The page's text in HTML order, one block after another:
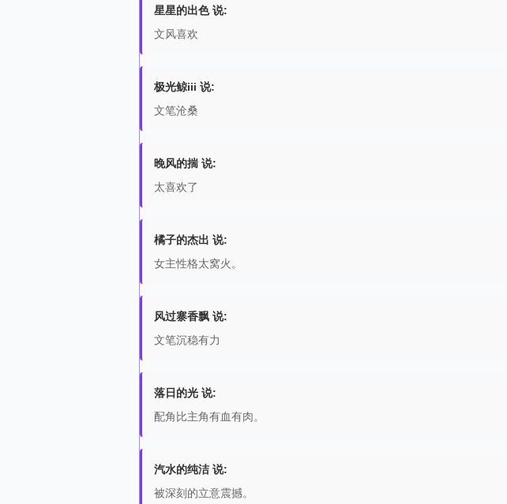
星星的出色 说:
文风喜欢
极光鲸iii 说:
文笔沧桑
晚风的揣 说:
太喜欢了
橘子的杰出 说:
女主性格太窝火。
风过寨香飘 说:
文笔沉稳有力
落日的光 说:
配角比主角有血有肉。
汽水的纯洁 说:
被深刻的立意震撼。